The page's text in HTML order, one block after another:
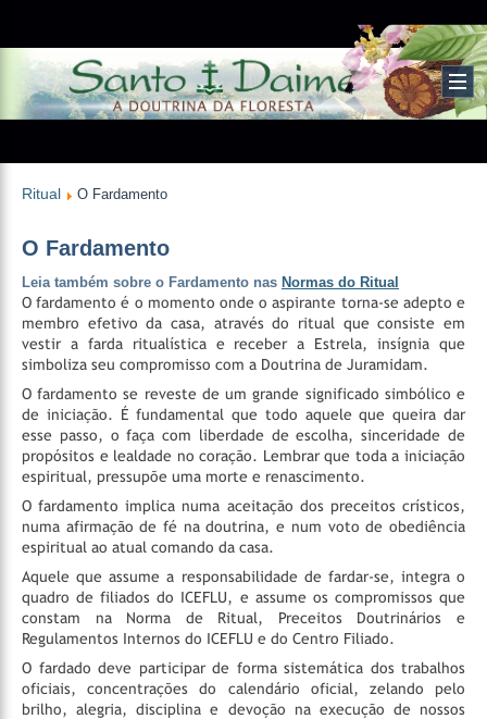
Ritual O Fardamento
O Fardamento
Leia também sobre o Fardamento nas Normas do Ritual
O fardamento é o momento onde o aspirante torna-se adepto e
membro efetivo da casa, através do ritual que consiste em
vestir a farda ritualística e receber a Estrela, insígnia que
simboliza seu compromisso com a Doutrina de Juramidam.
O fardamento se reveste de um grande significado simbólico e
de iniciação. É fundamental que todo aquele que queira dar
esse passo, o faça com liberdade de escolha, sinceridade de
propósitos e lealdade no coração. Lembrar que toda a iniciação
espiritual, pressupõe uma morte e renascimento.
O fardamento implica numa aceitação dos preceitos crísticos,
numa afirmação de fé na doutrina, e num voto de obediência
espiritual ao atual comando da casa.
Aquele que assume a responsabilidade de fardar-se, integra o
quadro de filiados do ICEFLU, e assume os compromissos que
constam na Norma de Ritual, Preceitos Doutrinários e
Regulamentos Internos do ICEFLU e do Centro Filiado.
O fardado deve participar de forma sistemática dos trabalhos
oficiais, concentrações do calendário oficial, zelando pelo
brilho, alegria, disciplina e devoção na execução de nossos